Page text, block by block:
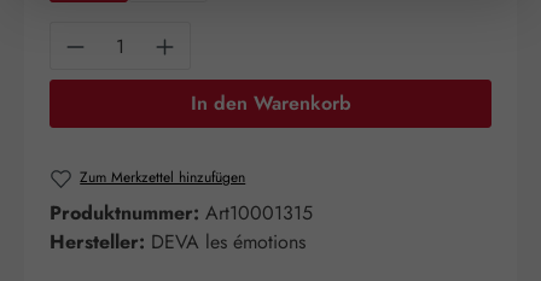
Produkt Anzahl: Gib den gewünschten
In den Warenkorb
Zum Merkzettel hinzufügen
Produktnummer: Art10001315
Hersteller: DEVA les émotions